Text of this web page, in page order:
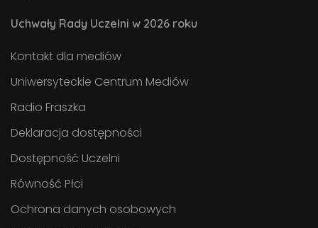
Uchwały Rady Uczelni w 2026 roku
Kontakt dla mediów
Uniwersyteckie Centrum Mediów
Radio Fraszka
Deklaracja dostępności
Dostępność Uczelni
Równość Płci
Ochrona danych osobowych